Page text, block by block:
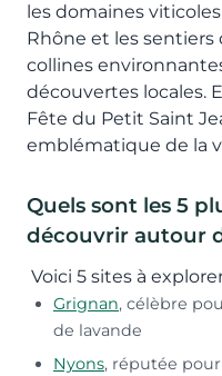
les domaines
Rhône et les sentiers
collines
découvertes locales.
Fête du Petit Saint
emblématique de la
Quels sont les 5
découvrir autour
Voici 5 sites à
Grignan, célèbre
de lavande
Nyons, réputée pour